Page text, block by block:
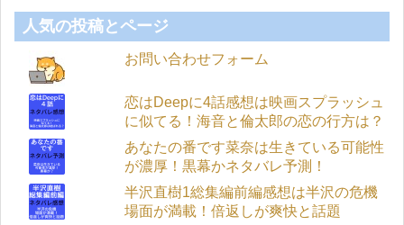
人気の投稿とページ
お問い合わせフォーム
恋はDeepに4話感想は映画スプラッシュ
に似てる！海音と倫太郎の恋の行方は？
あなたの番です菜奈は生きている可能性
が濃厚！黒幕かネタバレ予測！
半沢直樹1総集編前編感想は半沢の危機
場面が満載！倍返しが爽快と話題